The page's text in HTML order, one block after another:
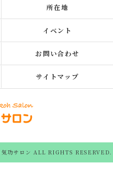
所在地
イベント
お問い合わせ
サイトマップ
気功サロン ALL RIGHTS RESERVED.